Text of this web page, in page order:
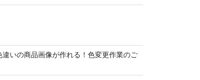
違いの商品画像が作れる！色変更作業のご